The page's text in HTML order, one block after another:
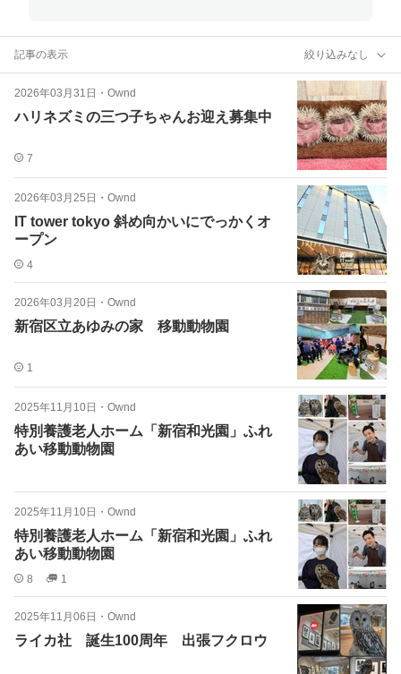
記事の表示 絞り込みなし
2026年03月31日 ・ Ownd
ハリネズミの三つ子ちゃんお迎え募集中
7
2026年03月25日 ・ Ownd
IT tower tokyo 斜め向かいにでっかくオ
ープン
4
2026年03月20日 ・ Ownd
新宿区立あゆみの家 移動動物園
1
2025年11月10日 ・ Ownd
特別養護老人ホーム「新宿和光園」ふれ
あい移動動物園
2025年11月10日 ・ Ownd
特別養護老人ホーム「新宿和光園」ふれ
あい移動動物園
8 1
2025年11月06日 ・ Ownd
ライカ社 誕生100周年 出張フクロウ